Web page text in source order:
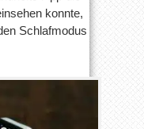
konnte,
Schlafmodus